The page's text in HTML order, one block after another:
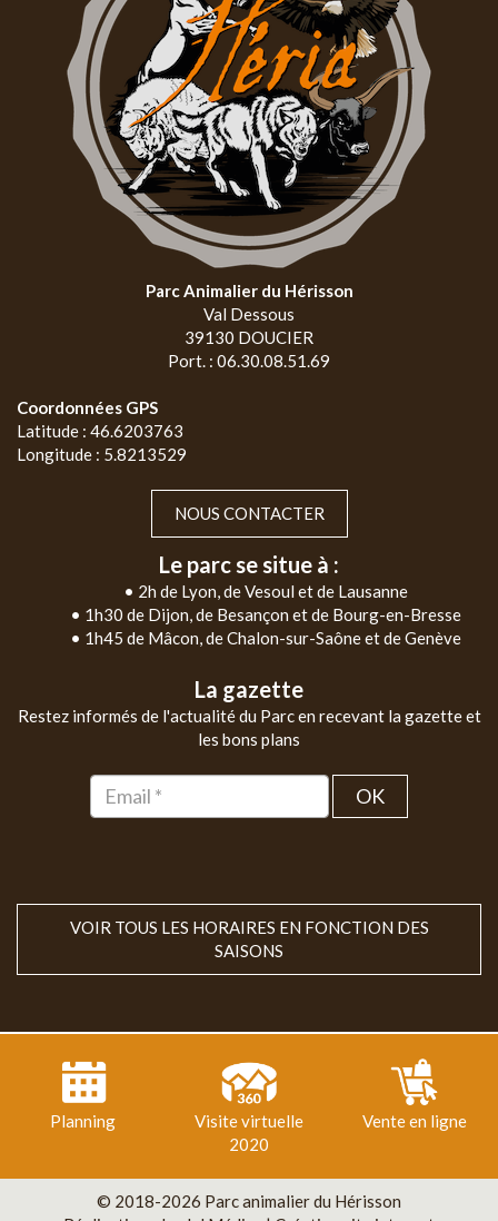
Parc Animalier du Hérisson
Val Dessous
39130 DOUCIER
Port. : 06.30.08.51.69
Coordonnées GPS
Latitude : 46.6203763
Longitude : 5.8213529
NOUS CONTACTER
Le parc se situe à :
• 2h de Lyon, de Vesoul et de Lausanne
• 1h30 de Dijon, de Besançon et de Bourg-en-Bresse
• 1h45 de Mâcon, de Chalon-sur-Saône et de Genève
La gazette
Restez informés de l'actualité du Parc en recevant la gazette et
les bons plans
OK
VOIR TOUS LES HORAIRES EN FONCTION DES
SAISONS
Planning
Visite virtuelle
2020
Vente en ligne
© 2018-2026 Parc animalier du Hérisson